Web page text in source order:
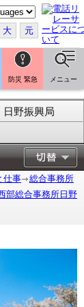
大 元
防災 緊急 メニュー
日野振興局
仕事
総合事務所
部総合事務所日野